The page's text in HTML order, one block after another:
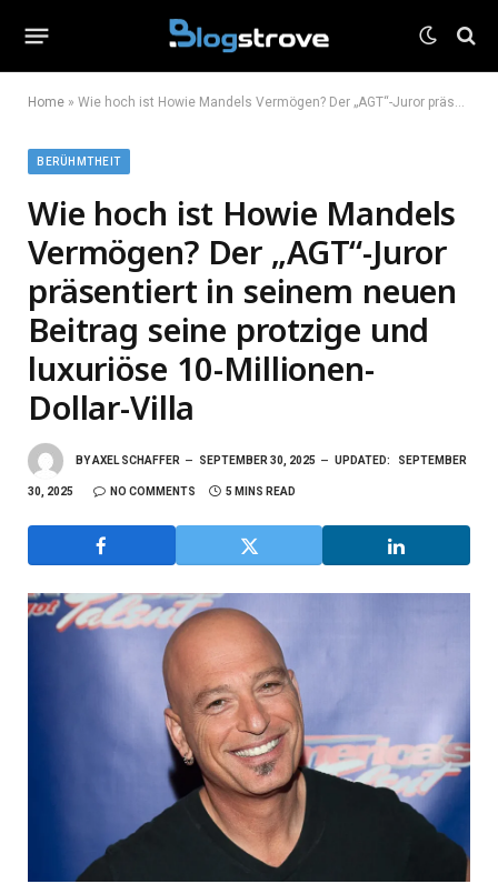
Home » Wie hoch ist Howie Mandels Vermögen? Der „AGT“-Juror präsentiert in seinem neuen Beitrag seine protzige und luxuriöse 10-Millionen-Dollar-Villa
BERÜHMTHEIT
Wie hoch ist Howie Mandels
Vermögen? Der „AGT“-Juror
präsentiert in seinem neuen
Beitrag seine protzige und
luxuriöse 10-Millionen-
Dollar-Villa
BYAXEL SCHAFFER SEPTEMBER 30, 2025 UPDATED: SEPTEMBER
30, 2025 NO COMMENTS 5 MINS READ